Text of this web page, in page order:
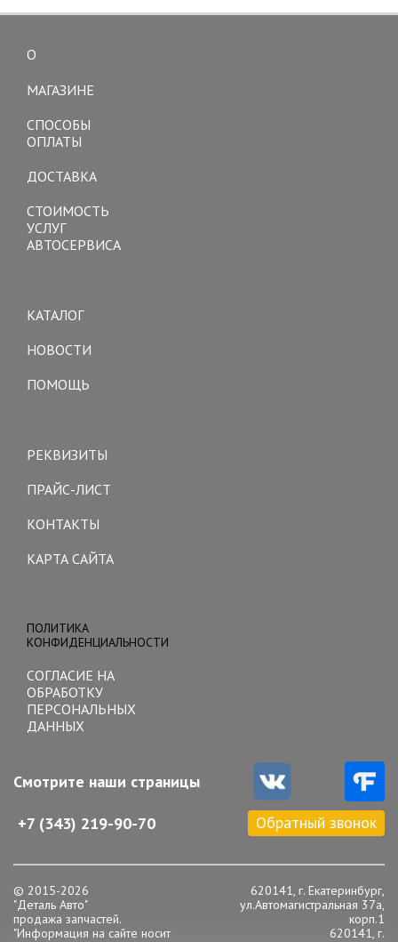
О
МАГАЗИНЕ
СПОСОБЫ
ОПЛАТЫ
ДОСТАВКА
СТОИМОСТЬ
УСЛУГ
АВТОСЕРВИСА
КАТАЛОГ
НОВОСТИ
ПОМОЩЬ
РЕКВИЗИТЫ
ПРАЙС-ЛИСТ
КОНТАКТЫ
КАРТА САЙТА
ПОЛИТИКА
КОНФИДЕНЦИАЛЬНОСТИ
СОГЛАСИЕ НА
ОБРАБОТКУ
ПЕРСОНАЛЬНЫХ
ДАННЫХ
Смотрите наши страницы
+7 (343) 219-90-70 Обратный звонок
© 2015-2026
"Деталь Авто"
продажа запчастей.
"Информация на сайте носит
620141, г. Екатеринбург,
ул.Автомагистральная 37а,
корп.1
620141, г.